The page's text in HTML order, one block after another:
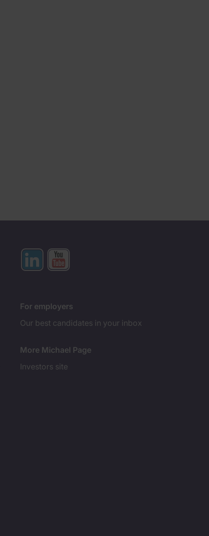
For employers
Our best candidates in your inbox
More Michael Page
Investors site